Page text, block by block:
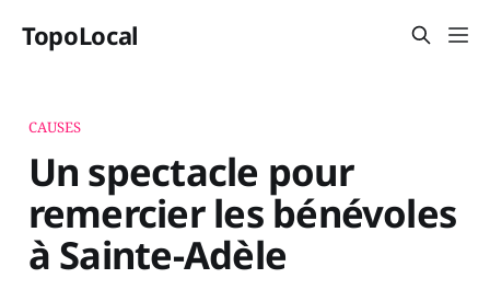
TopoLocal
CAUSES
Un spectacle pour
remercier les bénévoles
à Sainte-Adèle